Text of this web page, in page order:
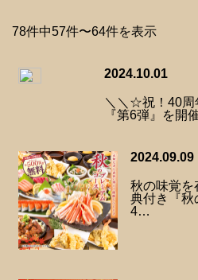
78件中57件〜64件を表示
2024.10.01
＼＼☆祝！40周
『第6弾』を開
2024.09.09
秋の味覚を
典付き『秋
4…